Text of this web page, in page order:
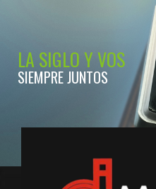
LA SIGLO Y VOS
SIEMPRE JUNTOS